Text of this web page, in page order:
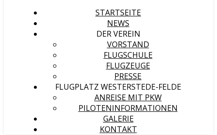
STARTSEITE
NEWS
DER VEREIN
VORSTAND
FLUGSCHULE
FLUGZEUGE
PRESSE
FLUGPLATZ WESTERSTEDE-FELDE
ANREISE MIT PKW
PILOTENINFORMATIONEN
GALERIE
KONTAKT